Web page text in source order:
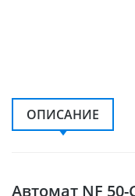
ОПИСАНИЕ
Автомат NF 50-